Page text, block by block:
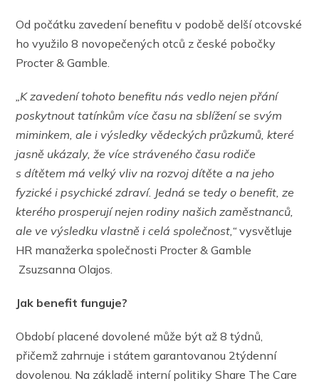
Od počátku zavedení benefitu v podobě delší otcovské
ho využilo 8 novopečených otců z české pobočky
Procter & Gamble.
„K zavedení tohoto benefitu nás vedlo nejen přání
poskytnout tatínkům více času na sblížení se svým
miminkem, ale i výsledky vědeckých průzkumů, které
jasně ukázaly, že více stráveného času rodiče
s dítětem má velký vliv na rozvoj dítěte a na jeho
fyzické i psychické zdraví. Jedná se tedy o benefit, ze
kterého prosperují nejen rodiny našich zaměstnanců,
ale ve výsledku vlastně i celá společnost,“ vysvětluje
HR manažerka společnosti Procter & Gamble
Zsuzsanna Olajos.
Jak benefit funguje?
Období placené dovolené může být až 8 týdnů,
přičemž zahrnuje i státem garantovanou 2týdenní
dovolenou. Na základě interní politiky Share The Care